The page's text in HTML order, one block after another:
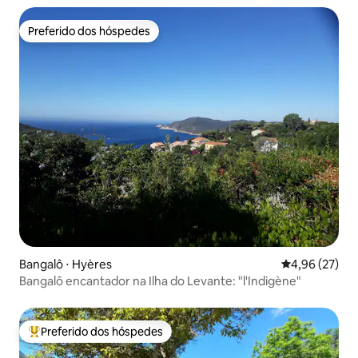
Preferido dos hóspedes
Preferido dos hóspedes
Bangalô ⋅ Hyères 4,96 de uma
4,96 (27)
Bangalô encantador na Ilha do Levante: "l'Indigène"
Entre os melhores preferidos dos hóspedes
Preferido dos hóspedes